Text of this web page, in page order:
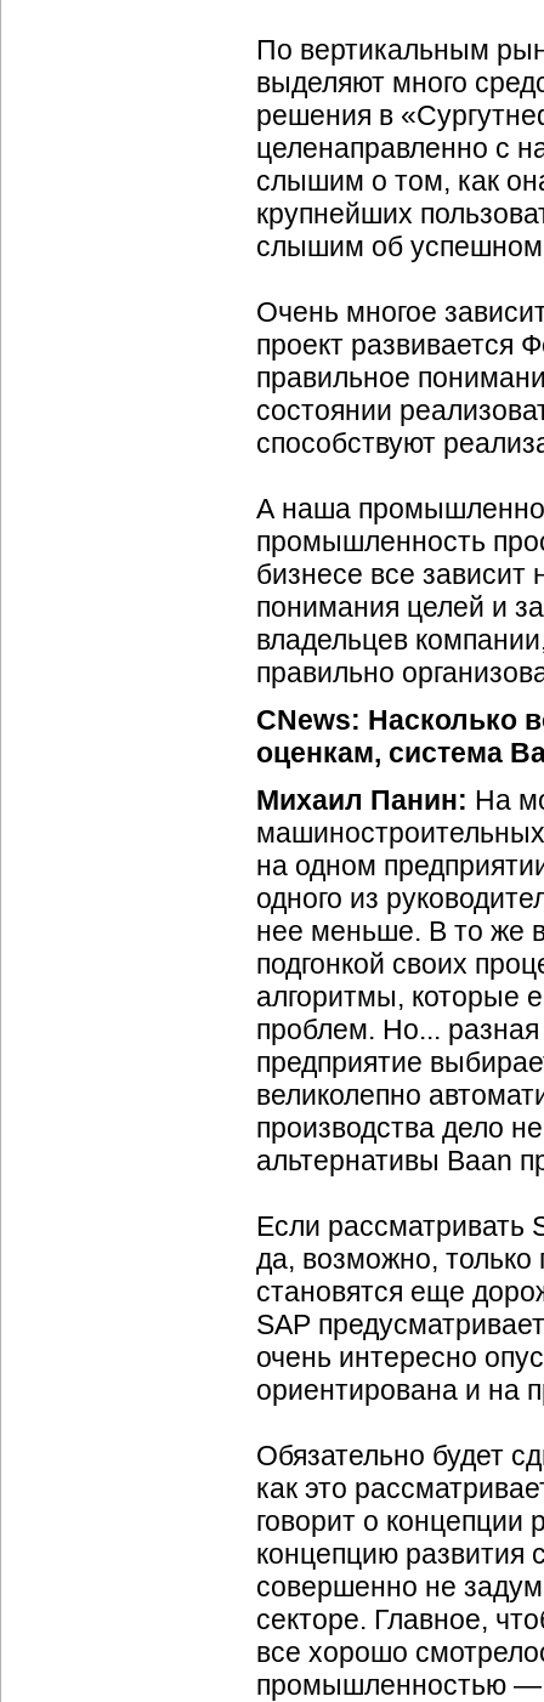
По вертикальным
выделяют много
решения в
целенаправленно с
слышим о том, как
крупнейших
слышим об
Очень многое
проект
правильное
состоянии
способствуют
А наша
промышленность
бизнесе все зависит
понимания целей и
владельцев
правильно
CNews: Насколько
оценкам, система
Михаил Панин: На
на одном
одного из
нее меньше. В то же
подгонкой своих
алгоритмы, которые
проблем. Но... разная
предприятие
великолепно
производства дело
альтернативы Baan
Если рассматривать
да, возможно, только
становятся еще
SAP
очень интересно
ориентирована и на
Обязательно будет
как это
говорит о концепции
концепцию развития
совершенно не
секторе. Главное,
все хорошо
промышленностью —